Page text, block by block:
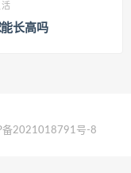
活
长高吗
备2021018791号-8